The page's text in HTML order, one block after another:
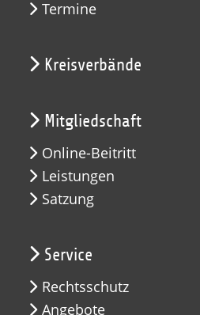
Termine
Kreisverbände
Mitgliedschaft
Online-Beitritt
Leistungen
Satzung
Service
Rechtsschutz
Angebote